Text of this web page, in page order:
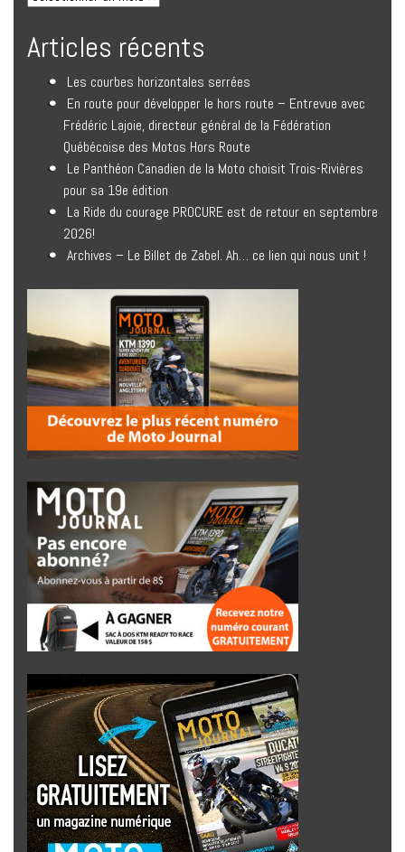
Articles récents
Les courbes horizontales serrées
En route pour développer le hors route – Entrevue avec
Frédéric Lajoie, directeur général de la Fédération
Québécoise des Motos Hors Route
Le Panthéon Canadien de la Moto choisit Trois-Rivières
pour sa 19e édition
La Ride du courage PROCURE est de retour en septembre
2026!
Archives – Le Billet de Zabel. Ah… ce lien qui nous unit !